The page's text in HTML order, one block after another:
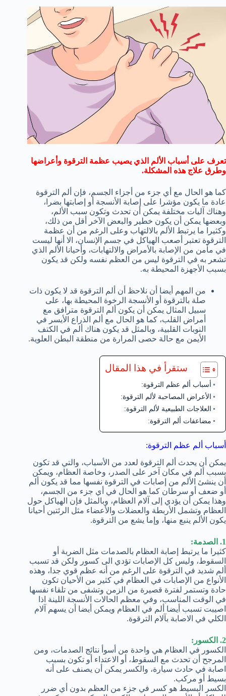
تعرف على أسباب الألم الذي يصيب عظمة الترقوة وأعراضها
وطرق علاج هذه المشكلة.
كما هو الحال مع أي جزء من أجزاء الجسم، فإن ألم الترقوة
عادة ما يكون مؤشرا على إصابة الأنسجة أو إصابتها بضرا،
وهناك آليات مختلفة يمكن أن تحدث وتكون سبب الألم،
وبعضها يمكن أن يكون خطير والبعض الآخر أقل من ذلك،
وكثيرا ما يرتبط الألم بالالتهاب وعلى الرغم من أن عظمة
الترقوة تعتبر أصعب الهياكل في جسم الإنسان، الا أنها ليست
في مأمن من الإصابة بالأمراض والالتهابات، وأحيانا الألم الذي
تشعر به في الترقوة ليس من العظم نفسه ولكن قد يكون
بسبب الأجهزة المحيطة به.
من المهم أيضا أن نلاحظ أن ألم الترقوة قد لا يكون ذات
صلة بالترقوة أو الأنسجة الرخوة المحيطة بها، على
سبيل المثال يمكن أن يكون ألم الترقوة مترافق مع
أمراض القلب، كما هو الحال مع ألم الذراع الأيسر في
النوبات القلبية، وبالمثل قد يكون هناك ألم في الكتف
الأيمن مع حالة حصى المرارة من منطقة البطن العلوية.
ستقرأ في هذا المقال
أسباب ألم عظم الترقوة:
الأعراض المصاحبة لألم الترقوة:
العلاجات الطبيعية لألم الترقوة:
مضاعفات ألم الترقوة:
أسباب ألم عظم الترقوة:
يمكن أن يحدث ألم الترقوة لعدد من الأسباب، والتي قد تكون
بسبب ألم في مكان آخر على الصدر، وخاصة العظام، ويمكن
أن ينشئ الألم من إصابات في الترقوة نفسها مما قد يكون ألم
أو ضعف أو سرطان كما هو الحال في أي جزء من الجسم،
وهذا يمكن أن يؤدي إلى آلام العظام، وبالمثل فإن الهياكل حول
العظام وتشمل الأربطة والعضلات والأعضاء مثل الرئتين أحيانا
يكون الألم ينبع منها، وإما يشع من الترقوة.
1. الصدمة:
كثيرا ما يرتبط إصابة العظام بالصدمات مثل الضربة أو
السقوط، وليس كل الإصابات تؤدي الى كسور ولكن قد تسبب
ألم شديد في الترقوة على الرغم من أنه عظم قوي جدا، وهذه
الأنواع من الإصابات في العظام في كثير من الأحيان تكون
حادة وتستمر لفترة قصيرة من الزمن وتشفى من تلقاء نفسها
في الوقت المناسب، وفي معظم الحالات الأنسجة اللينة اذا
اصيبت تسبب أيضا ألم في العظام ويمكن أيضا أن يسهم آلام
الكلي في الاصابة بآلام الترقوة.
2. الكسور:
الكسور في العظام هي واحدة من أسوأ نتائج الصدمات، ومن
المرجح أن تحدث مع السقوط، أو الاعتداء أو تكون بسبب
اصابة في حادث سيارة، والكسر يمكن أن يصنف على أنه
بسيط أو مركب.
الكسر البسيط هو كسر في جزء من العظم بدون أي ضرر